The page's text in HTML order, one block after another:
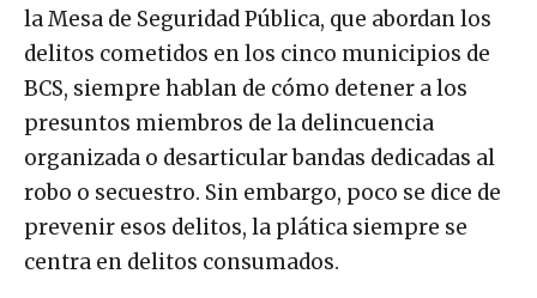
la Mesa de Seguridad Pública, que abordan los
delitos cometidos en los cinco municipios de
BCS, siempre hablan de cómo detener a los
presuntos miembros de la delincuencia
organizada o desarticular bandas dedicadas al
robo o secuestro. Sin embargo, poco se dice de
prevenir esos delitos, la plática siempre se
centra en delitos consumados.